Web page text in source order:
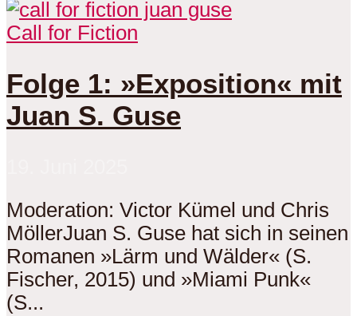
Call for Fiction
Folge 1: »Exposition« mit
Juan S. Guse
Moderation: Victor Kümel und Chris
MöllerJuan S. Guse hat sich in seinen
Romanen »Lärm und Wälder« (S.
Fischer, 2015) und »Miami Punk«
(S...